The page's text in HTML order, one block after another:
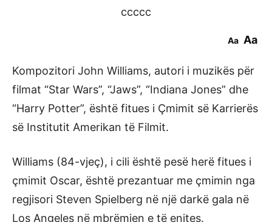
ccccc
Aa Aa
Kompozitori John Williams, autori i muzikës për
filmat “Star Wars”, “Jaws”, “Indiana Jones” dhe
“Harry Potter”, është fitues i Çmimit së Karrierës
së Institutit Amerikan të Filmit.
Williams (84-vjeç), i cili është pesë herë fitues i
çmimit Oscar, është prezantuar me çmimin nga
regjisori Steven Spielberg në një darkë gala në
Los Angeles në mbrëmjen e të enjtes.